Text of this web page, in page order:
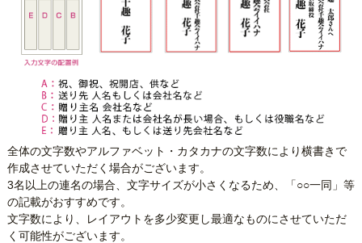
全体の文字数やアルファベット・カタカナの文字数により横書きで
作成させていただく場合がございます。
3名以上の連名の場合、文字サイズが小さくなるため、「○○一同」等
の記載がおすすめです。
文字数により、レイアウトを多少変更し最適なものにさせていただ
く可能性がございます。